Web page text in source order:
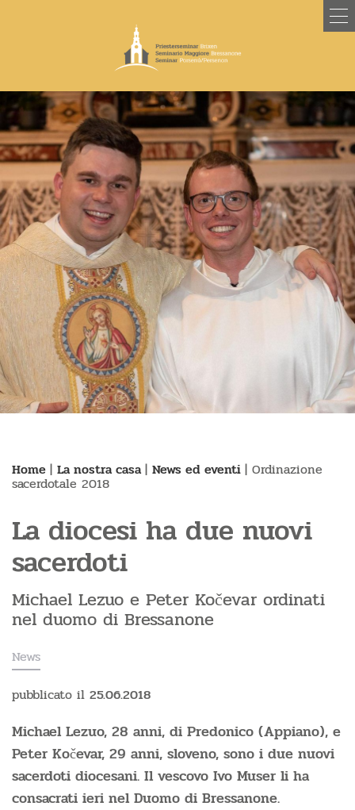
Home | La nostra casa| News ed eventi | Ordinazione
sacerdotale 2018
La diocesi ha due nuovi
sacerdoti
Michael Lezuo e Peter Kočevar ordinati
nel duomo di Bressanone
News
pubblicato il 25.06.2018
Michael Lezuo, 28 anni, di Predonico (Appiano), e
Peter Kočevar, 29 anni, sloveno, sono i due nuovi
sacerdoti diocesani. Il vescovo Ivo Muser li ha
consacrati ieri nel Duomo di Bressanone.